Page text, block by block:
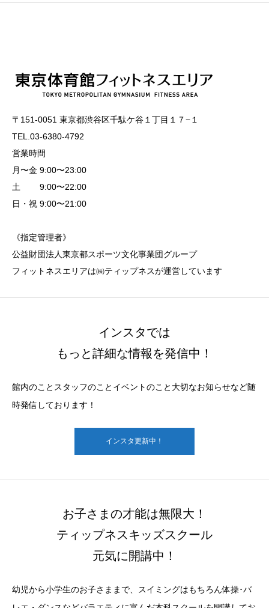
〒151-0051 東京都渋谷区千駄ケ谷１丁目１７−１
TEL.03-6380-4792
営業時間
月〜金 9:00〜23:00
土 9:00〜22:00
日・祝 9:00〜21:00
《指定管理者》
公益財団法人東京都スポーツ文化事業団グループ
フィットネスエリアは㈱ティップネスが運営しています
インスタでは
もっと詳細な情報を発信中！
館内のことスタッフのことイベントのこと大切なお知らせなど随
時発信しております！
インスタ更新中！
お子さまの才能は無限大！
ティップネスキッズスクール
元気に開講中！
幼児から小学生のお子さままで、スイミングはもちろん体操･バ